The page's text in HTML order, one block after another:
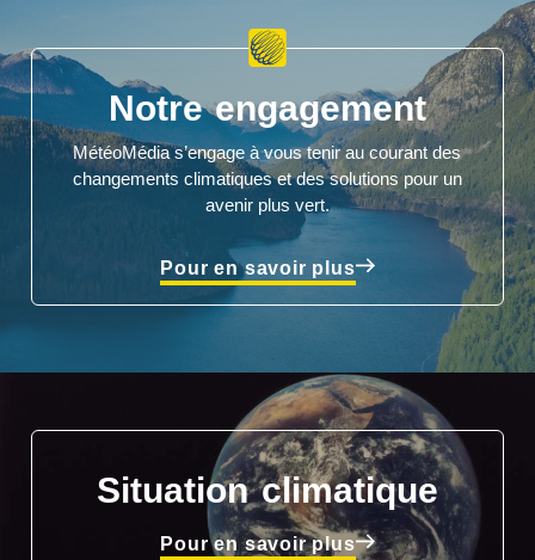
Notre engagement
MétéoMédia s’engage à vous tenir au courant des
changements climatiques et des solutions pour un
avenir plus vert.
Pour en savoir plus
Situation climatique
Pour en savoir plus